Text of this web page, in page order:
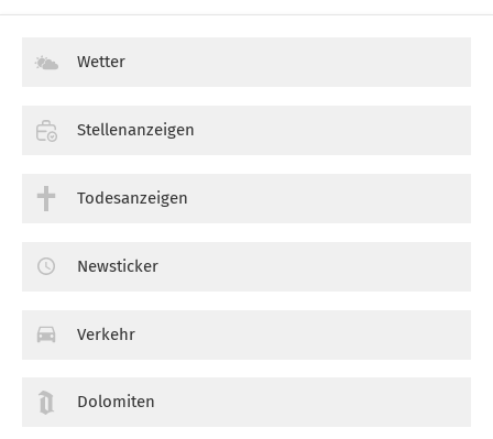
Wetter
Stellenanzeigen
Todesanzeigen
Newsticker
Verkehr
Dolomiten